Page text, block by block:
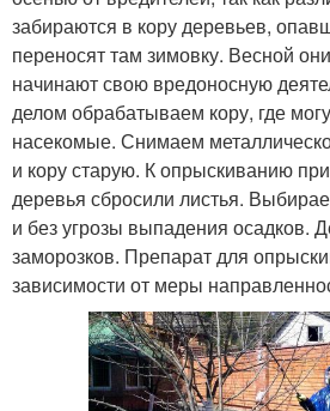
забираются в кору деревьев,
переносят там зимовку. Весной
начинают свою вредоносную
делом обрабатываем кору, где
насекомые. Снимаем
и кору старую. К опрыскиванию
деревья сбросили листья.
и без угрозы выпадения осадков.
заморозков. Препарат для
зависимости от меры